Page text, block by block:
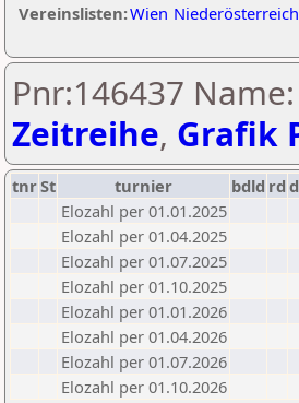
Vereinslisten:Wien Niederösterreich
Pnr:146437
Zeitreihe, Grafik
tnrSt turnier bdld rd
Elozahl per 01.01.2025
Elozahl per 01.04.2025
Elozahl per 01.07.2025
Elozahl per 01.10.2025
Elozahl per 01.01.2026
Elozahl per 01.04.2026
Elozahl per 01.07.2026
Elozahl per 01.10.2026